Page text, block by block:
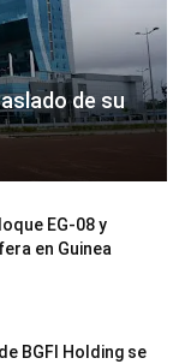
de su
EG-08 y
en Guinea
BGFI Holding se